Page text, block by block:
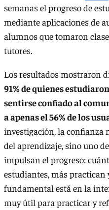
semanas el progreso de
mediante aplicaciones de
alumnos que tomaron
tutores.
Los resultados mostraron
91% de quienes
sentirse confiado al
a apenas el 56% de los
investigación, la confianza
del aprendizaje, sino uno
impulsan el progreso:
estudiantes, más
fundamental está en la
muy útil para practicar y